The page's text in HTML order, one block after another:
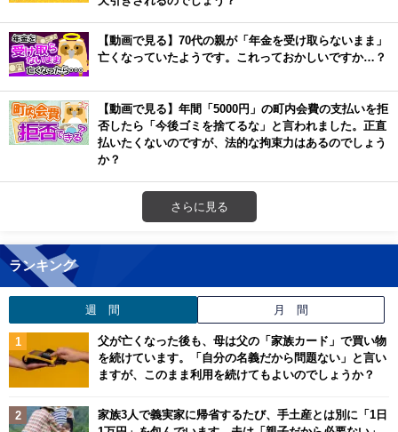
【動画で見る】70代の親が「年金を受け取らないまま」
亡くなっていたようです。これっておかしいですか…？
【動画で見る】年間「5000円」の町内会費の支払いを拒
否したら「今後ゴミを捨てるな」と言われました。正直
払いたくないのですが、法的な拘束力はあるのでしょう
か？
さらに見る
ランキング
週 間 月 間
父が亡くなった後も、母は父の「家族カード」で買い物
を続けています。「自分の名義だから問題ない」と言い
ますが、このまま利用を続けてもよいのでしょうか？
家族3人で義実家に帰省するたび、手土産とは別に「1日